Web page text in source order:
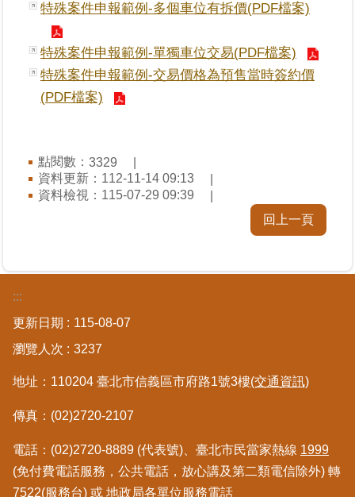
網
申
區
綜
門
關
鍵
字
都
地
資
訊
平
特殊案件申報範例-多個車位有拆價(PDF檔案)
特殊案件申報範例-單獨車位交易(PDF檔案)
特殊案件申報範例-交易價格為預售當時簽約價
(PDF檔案)
點閱數： 3329
資料更新： 112-11-14 09:13
資料檢視： 115-07-29 09:39
回上一頁
:::
更新日期
115-08-07
瀏覽人次
3237
地址：110204 臺北市信義區市府路1號3樓(交通資訊)
傳真：(02)2720-2107
電話：(02)2720-8889 (代表號)、臺北市民當家熱線 1999
(免付費電話服務，公共電話，放心講及第二類電信除外) 轉
7522(服務台) 或 地政局各單位服務電話